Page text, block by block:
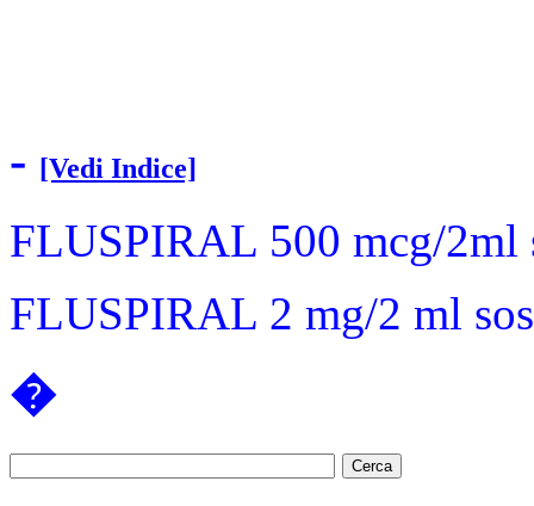
- [Vedi Indice]
FLUSPIRAL 500 mcg/2ml
FLUSPIRAL 2 mg/2 ml
�